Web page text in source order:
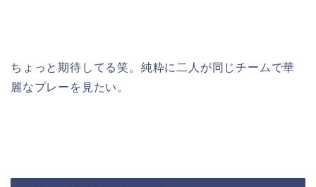
ちょっと期待してる笑。純粋に二人が同じチームで華
麗なプレーを見たい。